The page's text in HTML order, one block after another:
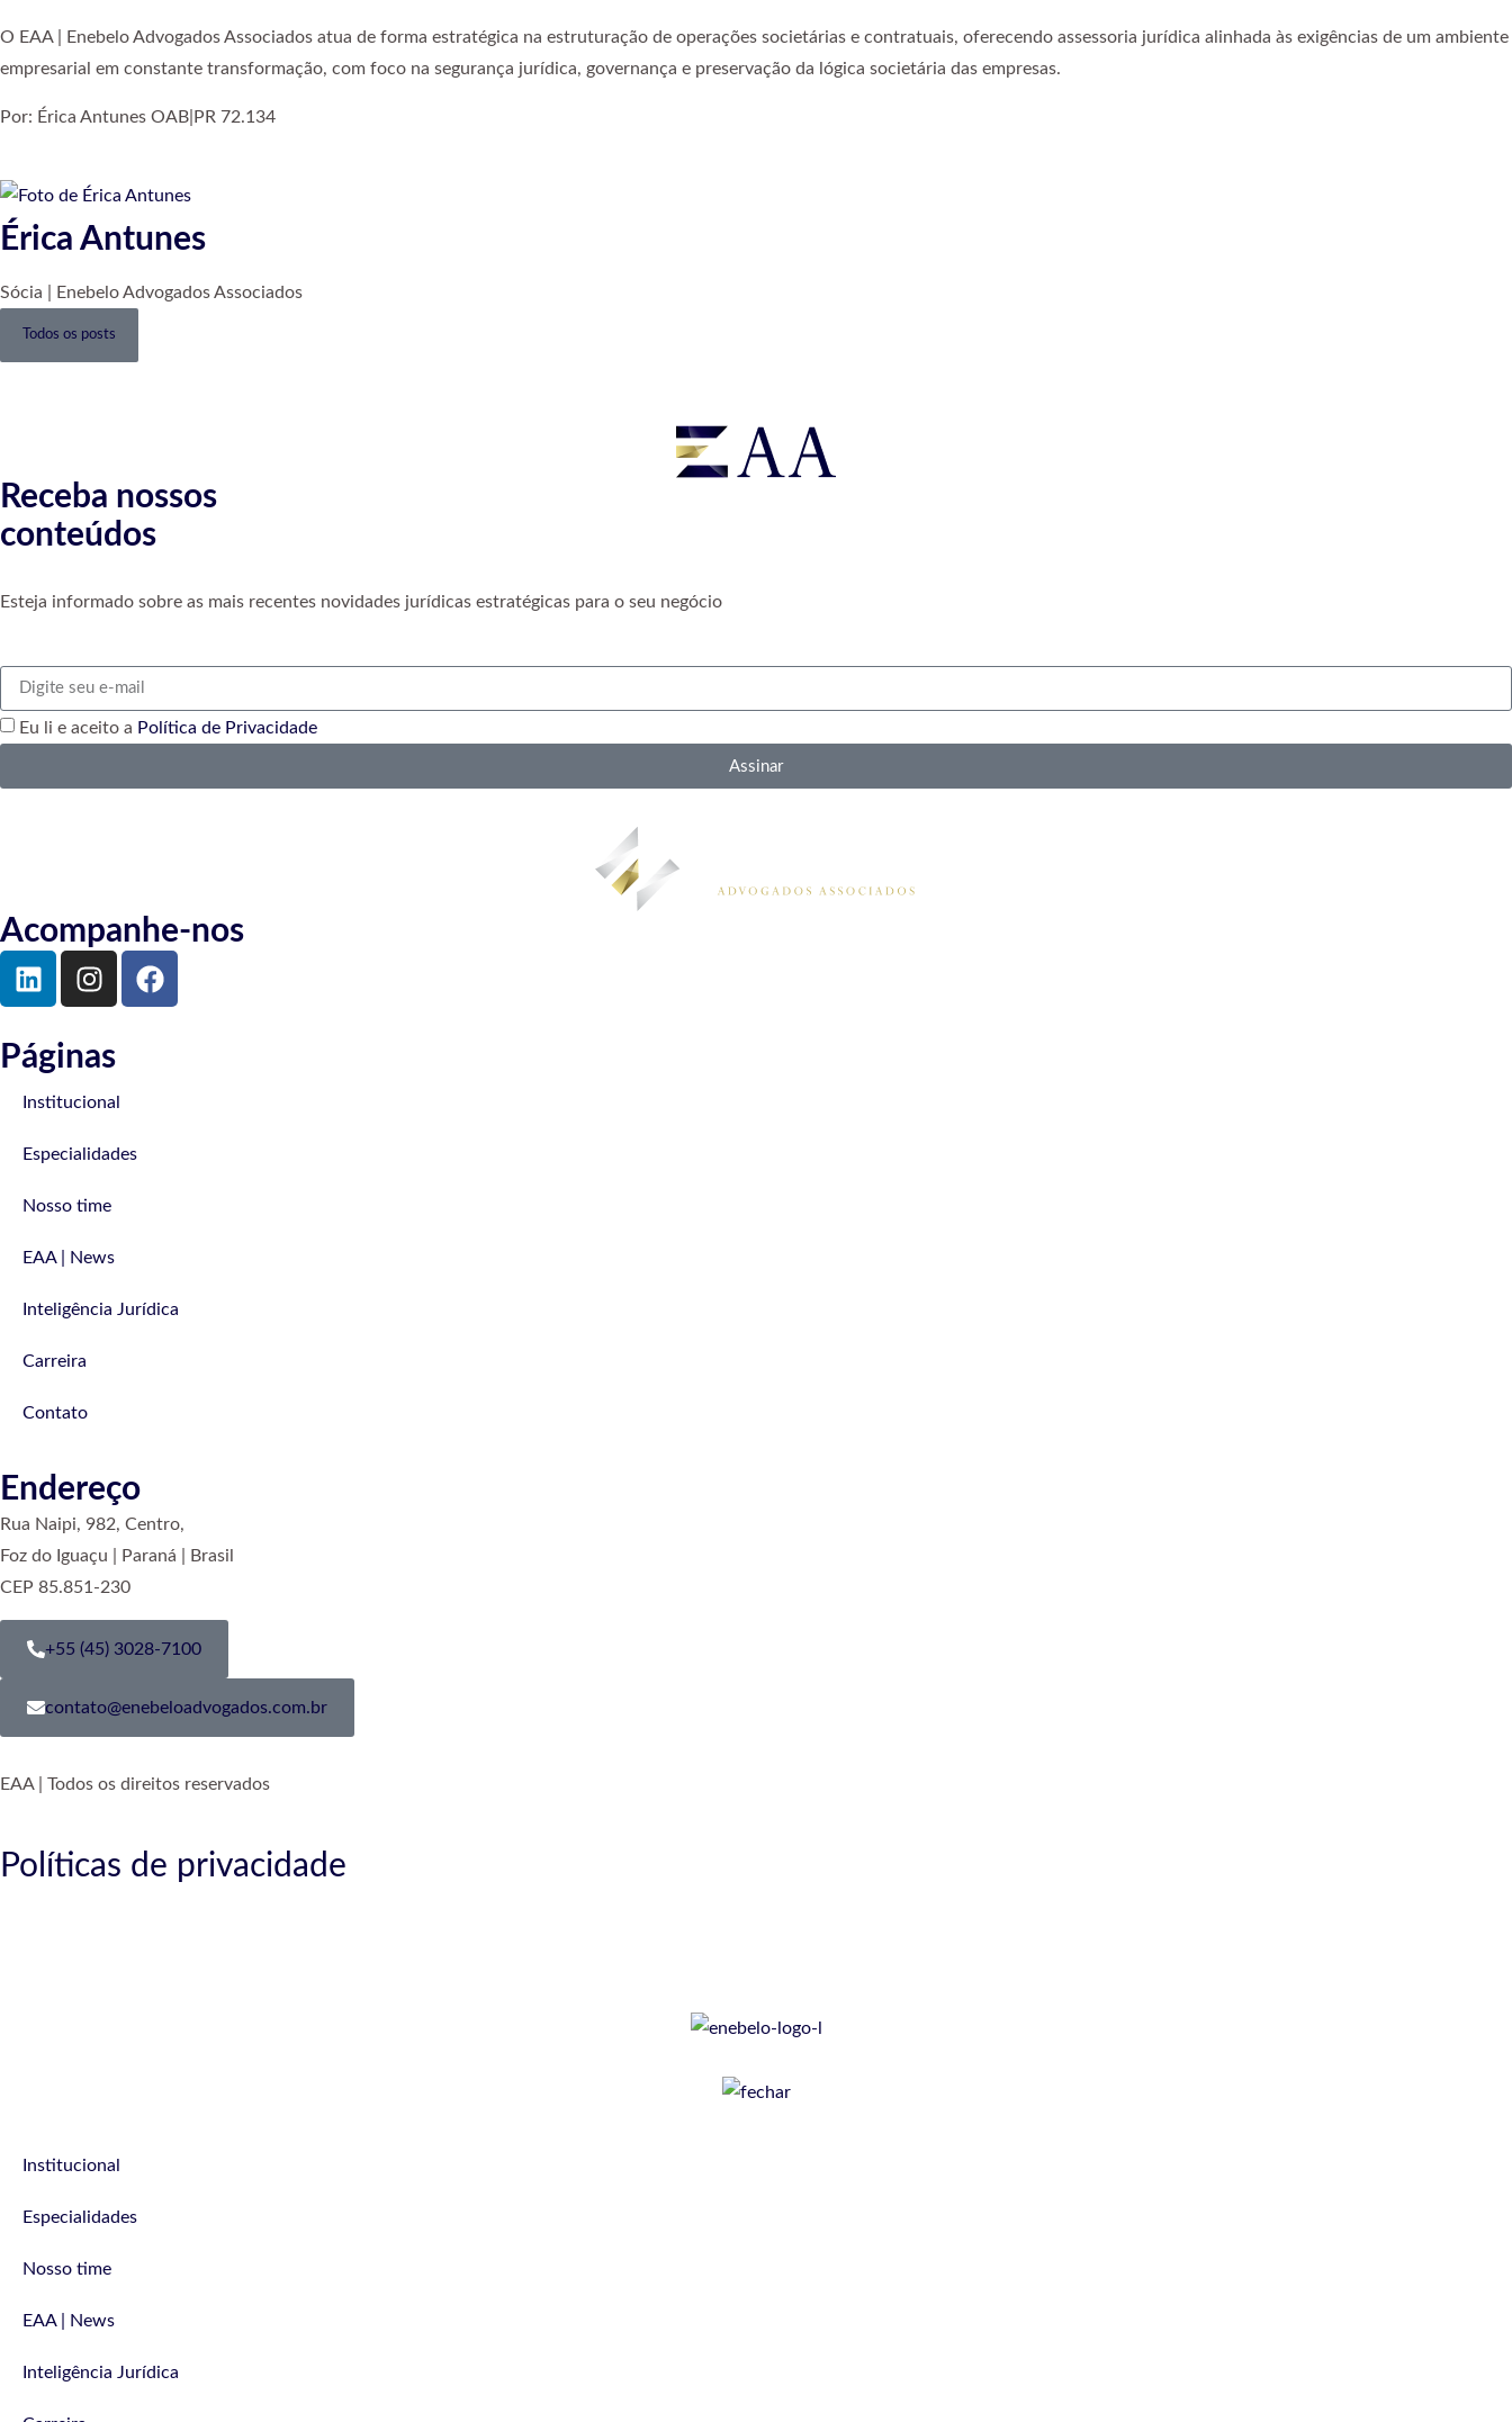
O EAA | Enebelo Advogados Associados atua de forma estratégica na estruturação de operações societárias e contratuais, oferecendo assessoria jurídica alinhada às exigências de um ambiente
empresarial em constante transformação, com foco na segurança jurídica, governança e preservação da lógica societária das empresas.
Por: Érica Antunes OAB|PR 72.134
Érica Antunes
Sócia | Enebelo Advogados Associados
Todos os posts
Receba nossos
conteúdos
Esteja informado sobre as mais recentes novidades jurídicas estratégicas para o seu negócio
Eu li e aceito a Política de Privacidade
Assinar
Acompanhe-nos
Páginas
Institucional
Especialidades
Nosso time
EAA | News
Inteligência Jurídica
Carreira
Contato
Endereço
Rua Naipi, 982, Centro,
Foz do Iguaçu | Paraná | Brasil
CEP 85.851-230
+55 (45) 3028-7100
contato@enebeloadvogados.com.br
EAA | Todos os direitos reservados
Políticas de privacidade
Institucional
Especialidades
Nosso time
EAA | News
Inteligência Jurídica